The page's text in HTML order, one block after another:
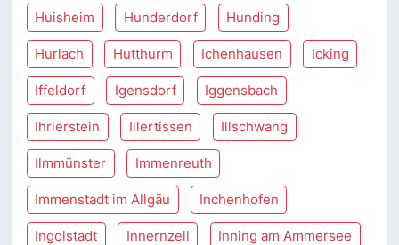
Huisheim Hunderdorf Hunding
Hurlach Hutthurm Ichenhausen Icking
Iffeldorf Igensdorf Iggensbach
Ihrlerstein Illertissen Illschwang
Ilmmünster Immenreuth
Immenstadt im Allgäu Inchenhofen
Ingolstadt Innernzell Inning am Ammersee